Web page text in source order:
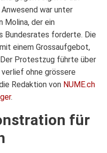
war unter
Molina, der ein
Bundesrates forderte. Die
einem Grossaufgebot,
Protestzug führte über
ohne grössere
Redaktion von NUME.ch
.
für